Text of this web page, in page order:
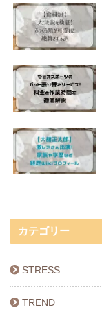
カテゴリー
STRESS
TREND